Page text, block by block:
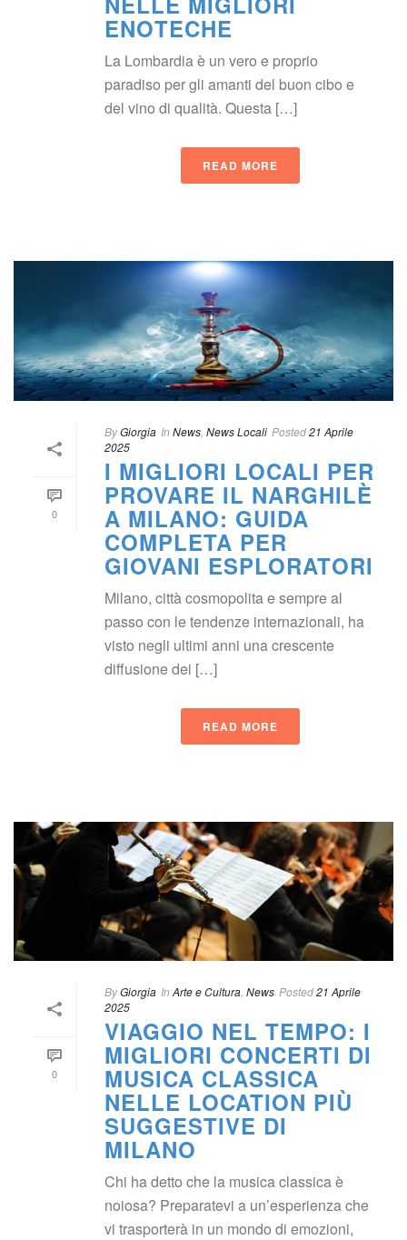
ENOTECHE
La Lombardia è un vero e proprio
paradiso per gli amanti del buon cibo e
del vino di qualità. Questa […]
READ MORE
0
ByGiorgia In New News Locali Posted21 Aprile
2025
I MIGLIORI LOCALI PER
PROVARE IL NARGHILÈ
A MILANO: GUIDA
COMPLETA PER
GIOVANI ESPLORATORI
Milano, città cosmopolita e sempre al
passo con le tendenze internazionali, ha
visto negli ultimi anni una crescente
diffusione dei […]
READ MORE
0
ByGiorgia In Arte e Cultura New Posted21 Aprile
2025
VIAGGIO NEL TEMPO: I
MIGLIORI CONCERTI DI
MUSICA CLASSICA
NELLE LOCATION PIÙ
SUGGESTIVE DI
MILANO
Chi ha detto che la musica classica è
noiosa? Preparatevi a un’esperienza che
vi trasporterà in un mondo di emozioni,